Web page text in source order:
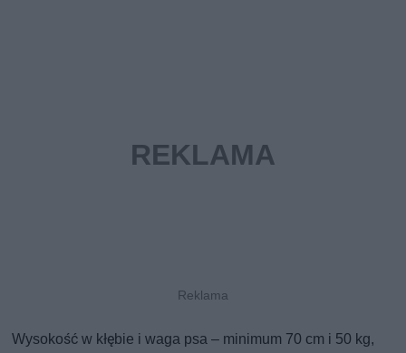
Wysokość w kłębie i waga psa – minimum 70 cm i 50 kg,